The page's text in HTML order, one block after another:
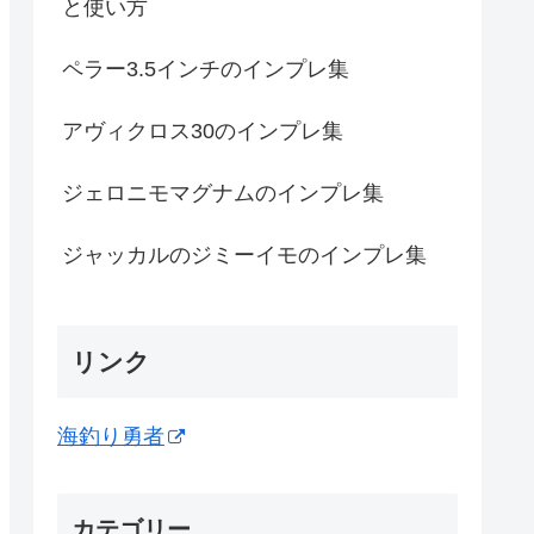
と使い方
ペラー3.5インチのインプレ集
アヴィクロス30のインプレ集
ジェロニモマグナムのインプレ集
ジャッカルのジミーイモのインプレ集
リンク
海釣り勇者